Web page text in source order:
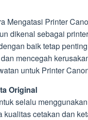
Mengatasi Printer
dikenal sebagai
baik tetap
mencegah
untuk Printer
Original
selalu
kualitas cetakan dan